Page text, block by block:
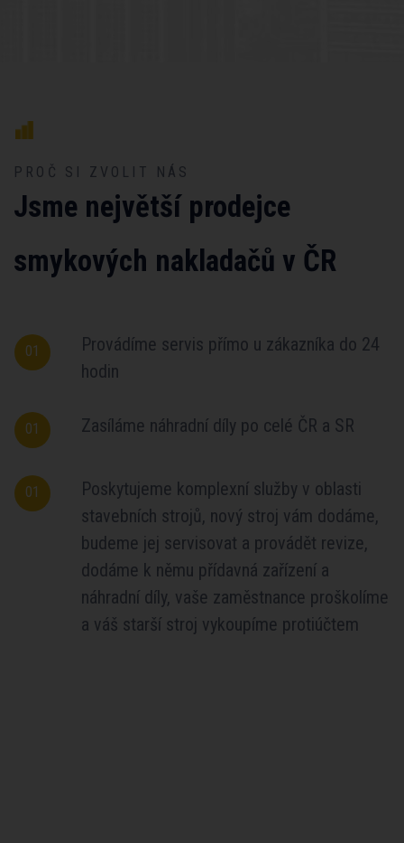
PROČ SI ZVOLIT NÁS
Jsme největší prodejce
smykových nakladačů v ČR
01
Provádíme servis přímo u zákazníka do 24
hodin
01 Zasíláme náhradní díly po celé ČR a SR
01
Poskytujeme komplexní služby v oblasti
stavebních strojů, nový stroj vám dodáme,
budeme jej servisovat a provádět revize,
dodáme k němu přídavná zařízení a
náhradní díly, vaše zaměstnance proškolíme
a váš starší stroj vykoupíme protiúčtem